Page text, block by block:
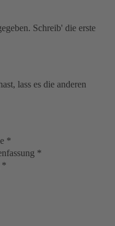
Schreib' die erste
lass es die anderen
*
*
*